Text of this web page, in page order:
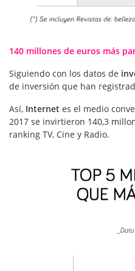
140 millones de euros más
Siguiendo con los datos de
de inversión que han
Así, Internet es el medio
2017 se invirtieron 140,3
ranking TV, Cine y Radio.